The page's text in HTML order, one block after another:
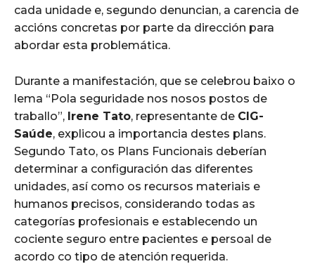
cada unidade e, segundo denuncian, a carencia de
accións concretas por parte da dirección para
abordar esta problemática.
Durante a manifestación, que se celebrou baixo o
lema “Pola seguridade nos nosos postos de
traballo”, Irene Tato, representante de CIG-
Saúde, explicou a importancia destes plans.
Segundo Tato, os Plans Funcionais deberían
determinar a configuración das diferentes
unidades, así como os recursos materiais e
humanos precisos, considerando todas as
categorías profesionais e establecendo un
cociente seguro entre pacientes e persoal de
acordo co tipo de atención requerida.